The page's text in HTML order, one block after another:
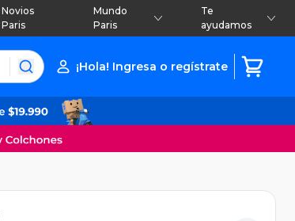
Novios
Paris
Mundo
Paris
Te
ayudamos
¡Hola! Ingresa o regístrate